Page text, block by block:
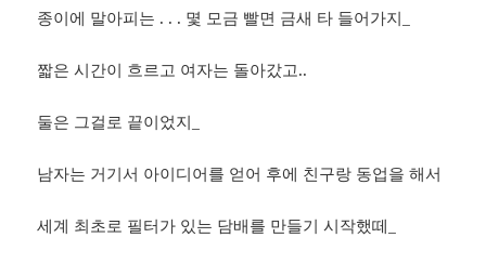
종이에 말아피는 . . . 몇 모금 빨면 금새 타 들어가지_
짧은 시간이 흐르고 여자는 돌아갔고..
둘은 그걸로 끝이었지_
남자는 거기서 아이디어를 얻어 후에 친구랑 동업을 해서
세계 최초로 필터가 있는 담배를 만들기 시작했떼_